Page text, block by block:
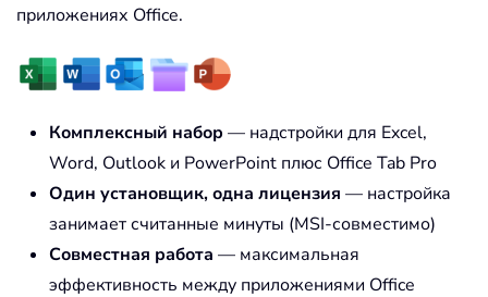
приложениях Office.
Комплексный набор — надстройки для Excel,
Word, Outlook и PowerPoint плюс Office Tab Pro
Один установщик, одна лицензия — настройка
занимает считанные минуты (MSI-совместимо)
Совместная работа — максимальная
эффективность между приложениями Office